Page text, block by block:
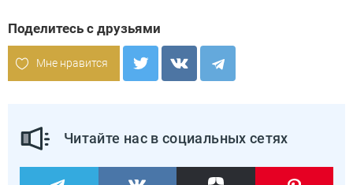
Поделитесь с друзьями
Мне нравится
Читайте нас в социальных сетях